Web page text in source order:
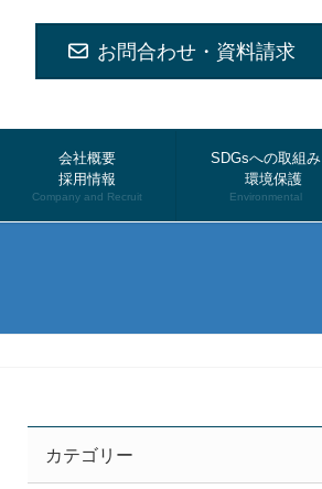
お問合わせ・資料請求
会社概要
採用情報
Company and Recruit
SDGsへの取組み
環境保護
Environmental
カテゴリー